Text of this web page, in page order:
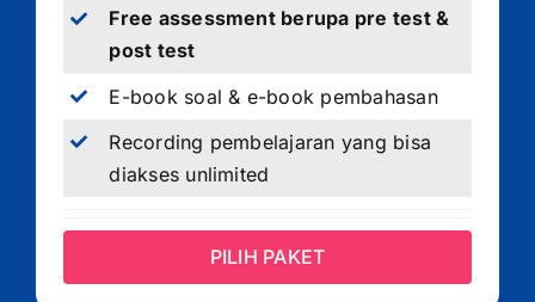
Free assessment berupa pre test &
post test
E-book soal & e-book pembahasan
Recording pembelajaran yang bisa
diakses unlimited
PILIH PAKET